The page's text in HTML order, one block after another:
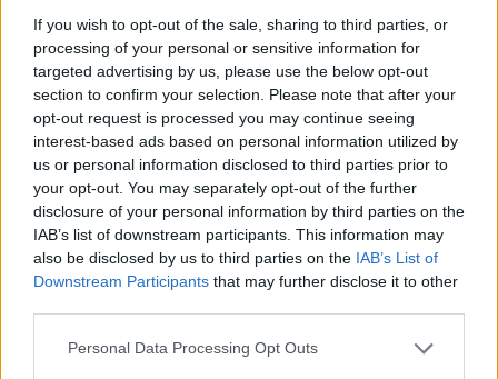
If you wish to opt-out of the sale, sharing to third parties, or
processing of your personal or sensitive information for
targeted advertising by us, please use the below opt-out
section to confirm your selection. Please note that after your
opt-out request is processed you may continue seeing
interest-based ads based on personal information utilized by
us or personal information disclosed to third parties prior to
your opt-out. You may separately opt-out of the further
disclosure of your personal information by third parties on the
IAB’s list of downstream participants. This information may
also be disclosed by us to third parties on the IAB’s List of
Downstream Participants that may further disclose it to other
Personal Data Processing Opt Outs
50.000,00, για το έτος 2026 ποσό 100.00,00€
Η συνολική προθεσμία εκτέλεσης του έργου,
ορίζεται σεΔΩΔΕΚΑ (12) μήνεςαπό την ημέρα
υπογραφής της σύμβασης.
Τα έγγραφα της σύμβασης θα διατίθενται στον
ειδικό, δημόσια προσβάσιμο, χώρο “ηλεκτρονικοί
διαγωνισμοί” της πύληςwww.promitheus.gov.gr
(A/A:216264)καθώς και στην ιστοσελίδα του Δήμου
Κομοτηνήςwww.komotini.gr.